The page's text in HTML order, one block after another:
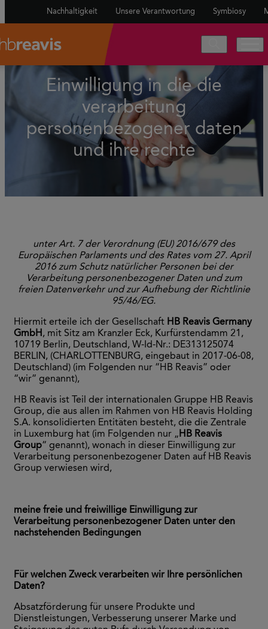
Nachhaltigkeit Unsere Verantwortung Symbiosy
Einwilligung in die die
verarbeitung
personenbezogener daten
und ihre rechte
unter Art. 7 der Verordnung (EU) 2016/679 des
Europäischen Parlaments und des Rates vom 27. April
2016 zum Schutz natürlicher Personen bei der
Verarbeitung personenbezogener Daten und zum
freien Datenverkehr und zur Aufhebung der Richtlinie
95/46/EG.
Hiermit erteile ich der Gesellschaft HB Reavis Germany
GmbH , mit Sitz am Kranzler Eck, Kurfürstendamm 21,
10719 Berlin, Deutschland, W-Id-Nr.: DE313125074
BERLIN, (CHARLOTTENBURG, eingebaut in 2017-06-08,
Deutschland) (im Folgenden nur “HB Reavis” oder
“wir” genannt),
HB Reavis ist Teil der internationalen Gruppe HB Reavis
Group, die aus allen im Rahmen von HB Reavis Holding
S.A. konsolidierten Entitäten besteht, die die Zentrale
in Luxemburg hat (im Folgenden nur „ HB Reavis
Group“ genannt), wonach in dieser Einwilligung zur
Verarbeitung personenbezogener Daten auf HB Reavis
Group verwiesen wird,
meine freie und freiwillige Einwilligung zur
Verarbeitung personenbezogener Daten unter den
nachstehenden Bedingungen
Für welchen Zweck verarbeiten wir Ihre persönlichen
Daten?
Absatzförderung für unsere Produkte und
Dienstleistungen, Verbesserung unserer Marke und